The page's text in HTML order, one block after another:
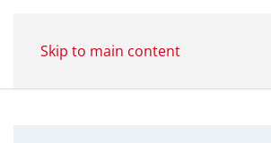
Skip to main content